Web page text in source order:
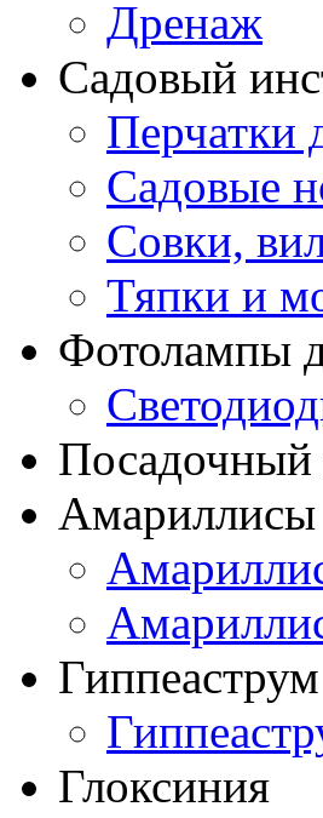
Дренаж
Садовый
Перчатки
Садовые
Совки,
Тяпки и
Фотолампы
Посадочный
Амариллисы
Гиппеаструм
Глоксиния